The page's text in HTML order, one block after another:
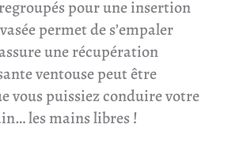
pour une insertion
permet de s’empaler
une récupération
ventouse peut être
vous puissiez conduire votre
les mains libres !